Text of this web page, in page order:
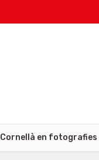
Cornellà en fotografies